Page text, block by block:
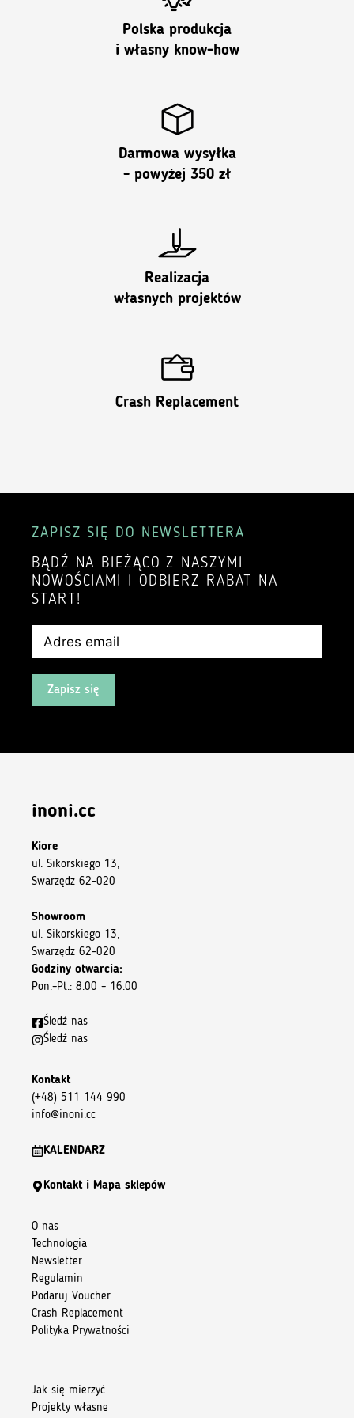
Materiał odprowadzający wilgoć
powierzchni na zewnątrz. Dzięki temu skóra pozostaje
podczas intensywnego wysiłku.
Kontrola termiczna
Polska produkcja
i własny know-how
Darmowa wysyłka
- powyżej 350 zł
Realizacja
własnych projektów
Crash Replacement
ZAPISZ SIĘ DO NEWSLETTERA
BĄDŹ NA BIEŻĄCO Z NASZYMI
NOWOŚCIAMI I ODBIERZ RABAT NA
START!
Zapisz się
inoni.cc
Kiore
ul. Sikorskiego 13,
Swarzędz 62-020
Showroom
ul. Sikorskiego 13,
Swarzędz 62-020
Godziny otwarcia:
Pon.–Pt.: 8.00 – 16.00
Śledź nas
Śledź nas
Kontakt
(+48) 511 144 990
info@inoni.cc
KALENDARZ
Kontakt i Mapa sklepów
O nas
Technologia
Newsletter
Regulamin
Podaruj Voucher
Crash Replacement
Polityka Prywatności
Jak się mierzyć
Projekty własne